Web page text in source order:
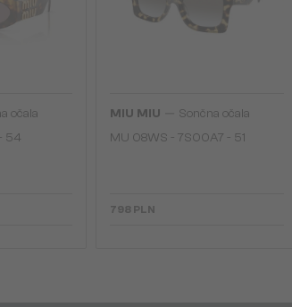
očala
54
MIU MIU
Sončna očala
MU 08WS - 7S00A7 - 51
798 PLN